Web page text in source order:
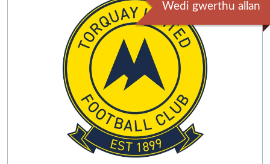
Wedi gwerthu allan